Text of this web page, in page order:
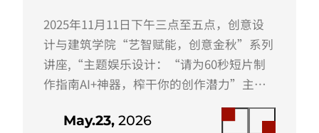
｜“请为60秒短片制作指南
AI+神器，榨干你的创作潜力”
主题讲座开讲啦！
2025年11月11日下午三点至五点，创意设
计与建筑学院“艺智赋能，创意金秋”系列
讲座,“主题娱乐设计：“请为60秒短片制
作指南AI+神器，榨干你的创作潜力”主题
讲座于笃行楼s4-203举行。本次讲座由创意
设计与建筑学院冼浩荣老师主讲，讲座的主
May.23, 2026